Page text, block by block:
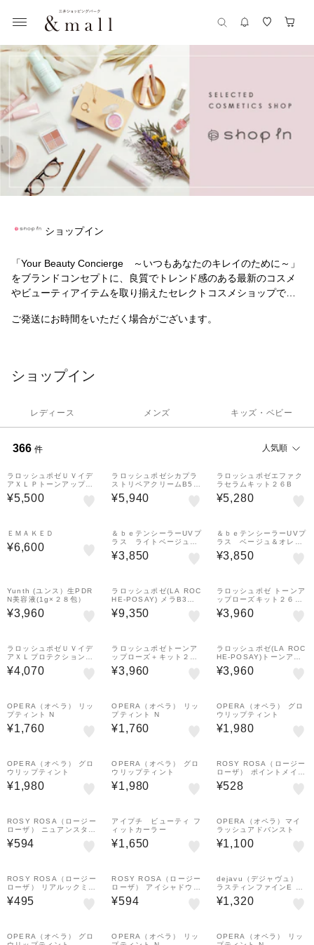
ショップイン
「Your Beauty Concierge ～いつもあなたのキレイのために～」
をブランドコンセプトに、良質でトレンド感のある最新のコスメ
やビューティアイテムを取り揃えたセレクトコスメショップで
ご発送にお時間をいただく場合がございます。
ショップイン
レディース メンズ キッズ・ベビー
366 件 人気順
おすすめ
ラロッシュポゼＵＶイデ
アＸＬＰトーンアップロ
ーズ＋５０ｍｌ
¥5,500
おすすめ
ラロッシュポゼシカプラ
ストリペアクリームB5＋
１００ｍｌ
¥5,940
おすすめ
ラロッシュポゼエファク
ラセラムキット２６B
¥5,280
おすすめ
ＥＭＡＫＥＤ
¥6,600
おすすめ
＆ｂｅテンシーラーUVプ
ラス ライトベージュ＆
オレンジ SPF50+ 、P
A++++
¥3,850
おすすめ
＆ｂｅテンシーラーUVプ
ラス ベージュ＆オレン
ジ SPF50+ 、PA++++
¥3,850
おすすめ
Yunth (ユンス）生PDR
N美容液(1g×２８包）
¥3,960
ラロッシュポゼ(LA ROC
HE-POSAY) メラB3セ
ラムキット（本体にメラ
B3セラム３ｍｌとトーン
¥9,350
ラロッシュポゼ トーンア
ップローズキット２６シ
ョップイン限定
¥3,960
ラロッシュポゼＵＶイデ
アＸＬプロテクショント
ーンアップティント
¥4,070
ラロッシュポゼトーンア
ップローズ＋キット２６
APR
¥3,960
ラロッシュポゼ(LA ROC
HE-POSAY)トーンアッ
プ UVローズ＋キット 26
JUN
¥3,960
OPERA（オペラ） リッ
プティント N
¥1,760
OPERA（オペラ） リッ
プティント N
¥1,760
OPERA（オペラ） グロ
ウリップティント
¥1,980
OPERA（オペラ） グロ
ウリップティント
¥1,980
OPERA（オペラ） グロ
ウリップティント
¥1,980
ROSY ROSA（ロージー
ローザ） ポイントメイク
アップブラシセット
¥528
ROSY ROSA（ロージー
ローザ） ニュアンスタッ
チブラシ
¥594
アイプチ ビューティ フ
ィットカーラー
¥1,650
OPERA（オペラ）マイ
ラッシュアドバンスト
¥1,100
ROSY ROSA（ロージー
ローザ） リアルックミラ
ー<ミニ> ブラック
¥495
ROSY ROSA（ロージー
ローザ） アイシャドウブ
ラシセット
¥594
dejavu（デジャヴュ）
ラスティンファインE 極
細クリームペンシル
¥1,320
OPERA（オペラ） グロ
OPERA（オペラ） リッ
OPERA（オペラ） リッ